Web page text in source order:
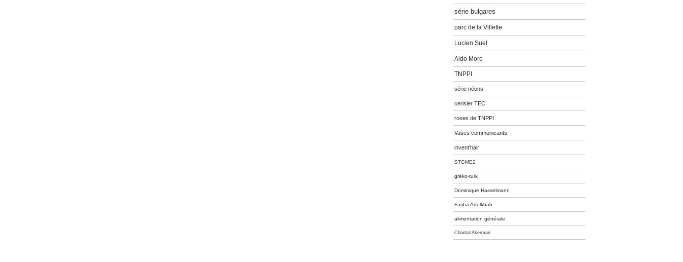
série bulgares
parc de la Villette
Lucien Suel
Aldo Moro
TNPPI
série néons
cerisier TEC
roses de TNPPI
Vases communicants
invent'hair
STGME2
gréko-turk
Dominique Hasselmann
Fariba Adelkhah
alimentation générale
Chantal Akerman